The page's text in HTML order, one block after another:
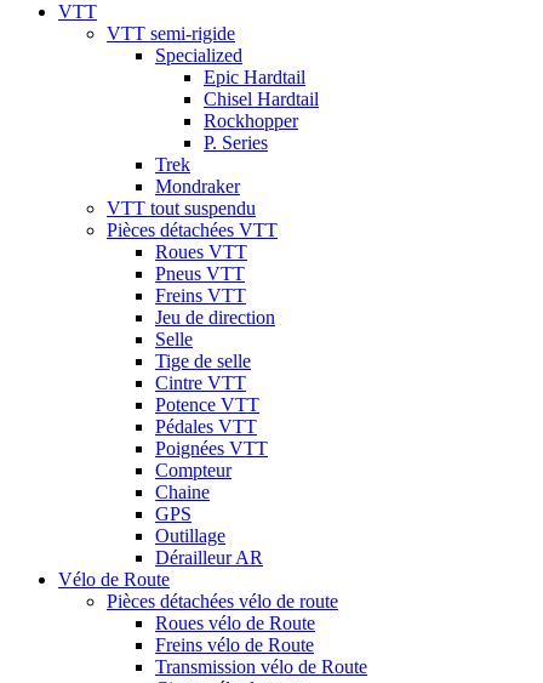
VTT
VTT semi-rigide
Specialized
Epic Hardtail
Chisel Hardtail
Rockhopper
P. Series
Trek
Mondraker
VTT tout suspendu
Pièces détachées VTT
Roues VTT
Pneus VTT
Freins VTT
Jeu de direction
Selle
Tige de selle
Cintre VTT
Potence VTT
Pédales VTT
Poignées VTT
Compteur
Chaine
GPS
Outillage
Dérailleur AR
Vélo de Route
Pièces détachées vélo de route
Roues vélo de Route
Freins vélo de Route
Transmission vélo de Route